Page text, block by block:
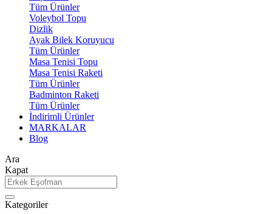
Tüm Ürünler
Voleybol Topu
Dizlik
Ayak Bilek Koruyucu
Tüm Ürünler
Masa Tenisi Topu
Masa Tenisi Raketi
Tüm Ürünler
Badminton Raketi
Tüm Ürünler
İndirimli Ürünler
MARKALAR
Blog
Ara
Kapat
Kategoriler